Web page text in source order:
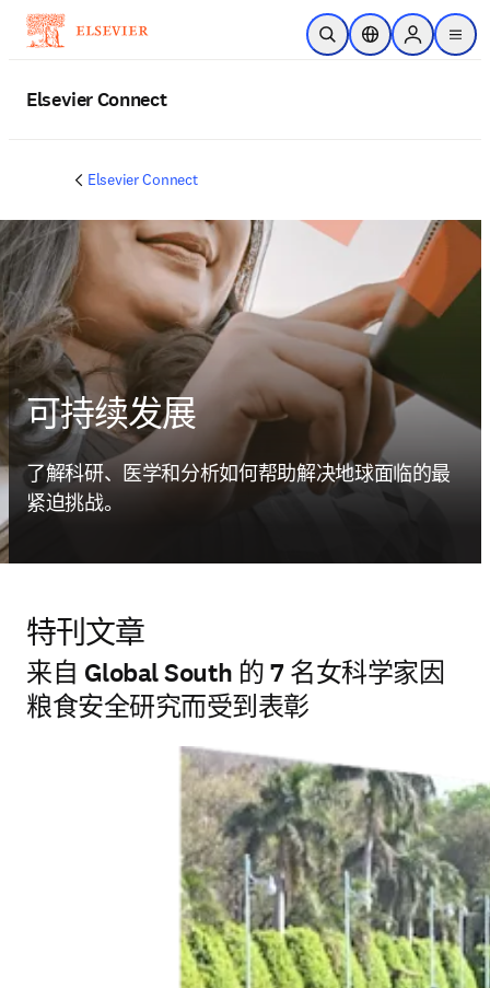
跳转到主内容
开放搜索位置选择器Sign in to
menu
Elsevier Connect
Elsevier Connect
可持续发展
了解科研、医学和分析如何帮助解决地球面临的最
紧迫挑战。
特刊文章
来自 Global South 的 7 名女科学家因
粮食安全研究而受到表彰